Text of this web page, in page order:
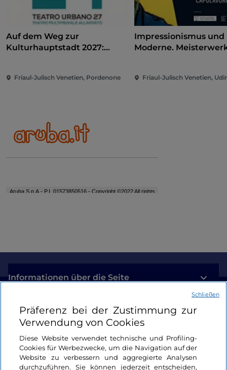
Auf dem Weg zur
Kulturhauptstadt 2027:
Friaul-Julisch Venetien, Pordenone
Impressionismus und
Moderne.
Friaul-Julisch Venetien,
Informationen über die Seite
Nützliche Links
Login
Bleiben wir in Kontakt
Präferenz bei der Zustimmung zur
Verwendung von Cookies
Diese Website verwendet technische und Profiling-
Cookies für Werbezwecke, um die Navigation auf der
Website zu verbessern und aggregierte Analysen
durchzuführen. Sie können jederzeit entscheiden,
Schließen